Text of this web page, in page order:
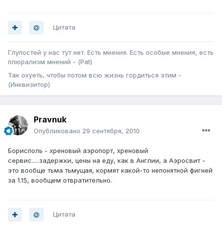
Цитата
Глупостей у нас тут нет. Есть мнения. Есть особые мнения, есть
плюрализм мнений - (Pat)
Так охуеть, чтобы потом всю жизнь гордиться этим -
(Инквизитор)
Pravnuk
Опубликовано 29 сентября, 2010
Борисполь - хреновый аэропорт, хреновый
сервис.....задержки, цены на еду, как в Англии, а Аэросвит -
это вообще тьма тьмущая, кормят какой-то непонятной фигней
за 1.15, вообщем отвратительно.
Цитата